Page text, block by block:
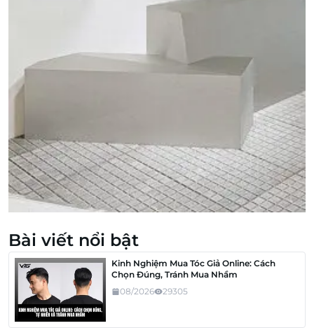
Bài viết nổi bật
Kinh Nghiệm Mua Tóc Giả Online: Cách
Chọn Đúng, Tránh Mua Nhầm
08/2026
29305